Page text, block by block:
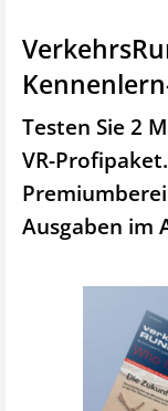
Testen Sie 2
VR-
Ausgaben im